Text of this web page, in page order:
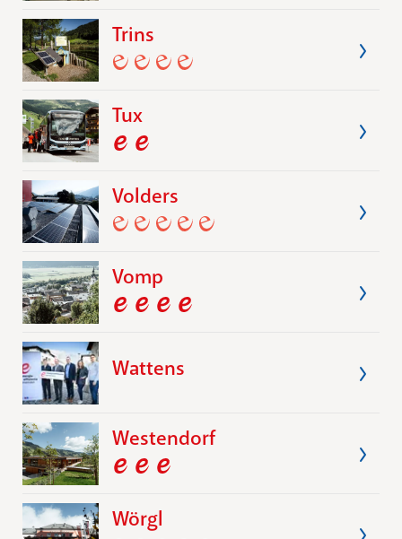
Trins
Tux
Volders
Vomp
Wattens
Westendorf
Wörgl